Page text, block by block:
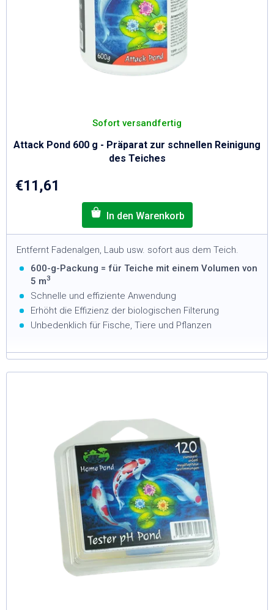
Attack Pond 600 g - Präparat zur schnellen Reinigung
des Teiches
Sofort versandfertig
€11,61
Entfernt Fadenalgen, Laub usw. sofort aus dem Teich.
600-g-Packung = für Teiche mit einem Volumen von
5 m3
Schnelle und effiziente Anwendung
Erhöht die Effizienz der biologischen Filterung
Unbedenklich für Fische, Tiere und Pflanzen